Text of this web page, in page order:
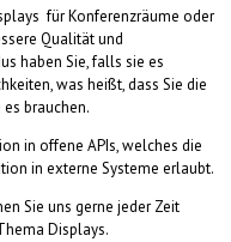
für Konferenzräume oder
Qualität und
haben Sie, falls sie es
was heißt, dass Sie die
brauchen.
in offene APIs, welches die
in externe Systeme erlaubt.
Sie uns gerne jeder Zeit
Displays.